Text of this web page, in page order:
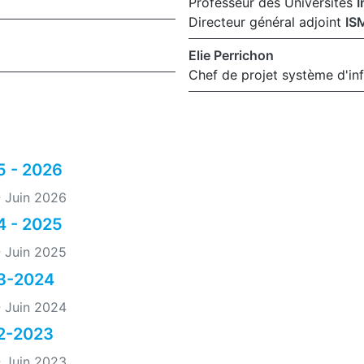
Directeur général adjoint
Elie Perrichon
Chef de projet système
- 2026
Juin 2026
- 2025
Juin 2025
2024
Juin 2024
2023